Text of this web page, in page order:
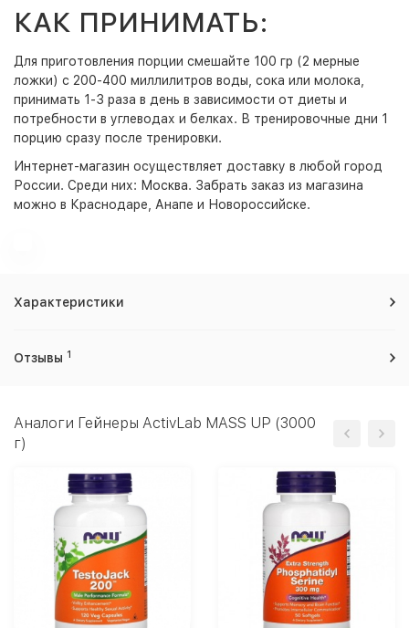
КАК ПРИНИМАТЬ:
Для приготовления порции смешайте 100 гр (2 мерные
ложки) с 200-400 миллилитров воды, сока или молока,
принимать 1-3 раза в день в зависимости от диеты и
потребности в углеводах и белках. В тренировочные дни 1
порцию сразу после тренировки.
Интернет-магазин осуществляет доставку в любой город
России. Среди них: Москва. Забрать заказ из магазина
можно в Краснодаре, Анапе и Новороссийске.
Характеристики
Отзывы 1
Аналоги Гейнеры ActivLab MASS UP (3000
г)